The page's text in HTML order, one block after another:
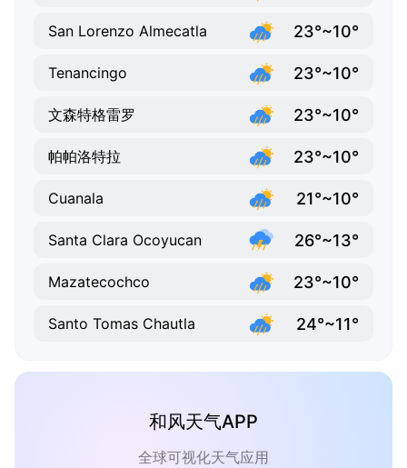
San Lorenzo Almecatla 23°~10°
Tenancingo 23°~10°
文森特格雷罗 23°~10°
帕帕洛特拉 23°~10°
Cuanala 21°~10°
Santa Clara Ocoyucan 26°~13°
Mazatecochco 23°~10°
Santo Tomas Chautla 24°~11°
和风天气APP
全球可视化天气应用